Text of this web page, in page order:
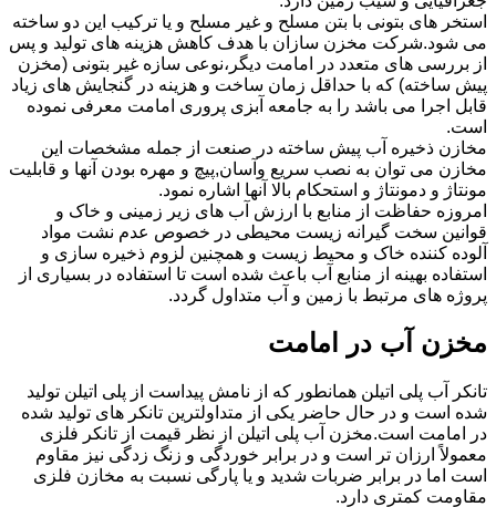
استخر های بتونی با بتن مسلح و غیر مسلح و یا ترکیب این دو ساخته
می شود.شرکت مخزن سازان با هدف کاهش هزینه های تولید و پس
از بررسی های متعدد در امامت دیگر،نوعی سازه غیر بتونی (مخزن
پیش ساخته) که با حداقل زمان ساخت و هزینه در گنجایش های زیاد
قابل اجرا می باشد را به جامعه آبزی پروری امامت معرفی نموده
است.
مخازن ذخیره آب پیش ساخته در صنعت از جمله مشخصات این
مخازن می توان به نصب سریع وآسان,پیچ و مهره بودن آنها و قابلیت
مونتاژ و دمونتاژ و استحکام بالا آنها اشاره نمود.
امروزه حفاظت از منابع با ارزش آب های زیر زمینی و خاک و
قوانین سخت گیرانه زیست محیطی در خصوص عدم نشت مواد
آلوده کننده خاک و محیط زیست و همچنین لزوم ذخیره سازی و
استفاده بهینه از منابع آب باعث شده است تا استفاده در بسیاری از
پروژه های مرتبط با زمین و آب متداول گردد.
مخزن آب در امامت
تانکر آب پلی اتیلن همانطور که از نامش پیداست از پلی اتیلن تولید
شده است و در حال حاضر یکی از متداولترین تانکر های تولید شده
در امامت است.مخزن آب پلی اتیلن از نظر قیمت از تانکر فلزی
معمولاً ارزان تر است و در برابر خوردگی و زنگ زدگی نیز مقاوم
است اما در برابر ضربات شدید و یا پارگی نسبت به مخازن فلزی
مقاومت کمتری دارد.